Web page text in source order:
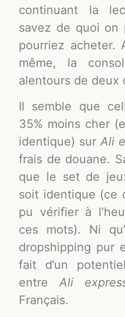
continuant la
savez de quoi on
pourriez acheter.
même, la
alentours de deux
Il semble que
35% moins cher
identique) sur Ali
frais de douane.
que le set de
soit identique (ce
pu vérifier à
ces mots). Ni
dropshipping pur
fait d’un
entre Ali
Français.